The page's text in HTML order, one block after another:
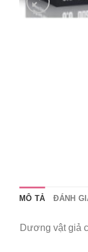
MÔ TẢ ĐÁNH
Dương vật giả